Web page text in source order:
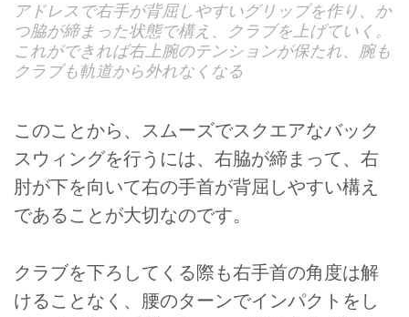
アドレスで右手が背屈しやすいグリップを作り、か
つ脇が締まった状態で構え、クラブを上げていく。
これができれば右上腕のテンションが保たれ、腕も
クラブも軌道から外れなくなる
このことから、スムーズでスクエアなバック
スウィングを行うには、右脇が締まって、右
肘が下を向いて右の手首が背屈しやすい構え
であることが大切なのです。
クラブを下ろしてくる際も右手首の角度は解
けることなく、腰のターンでインパクトをし